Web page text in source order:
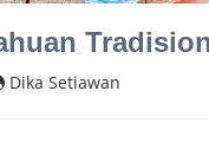
Dika Setiawan